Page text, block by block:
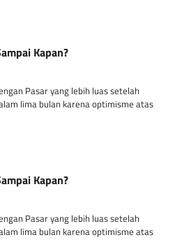
Kapan?
Pasar yang lebih luas setelah
lima bulan karena optimisme atas
Kapan?
Pasar yang lebih luas setelah
lima bulan karena optimisme atas